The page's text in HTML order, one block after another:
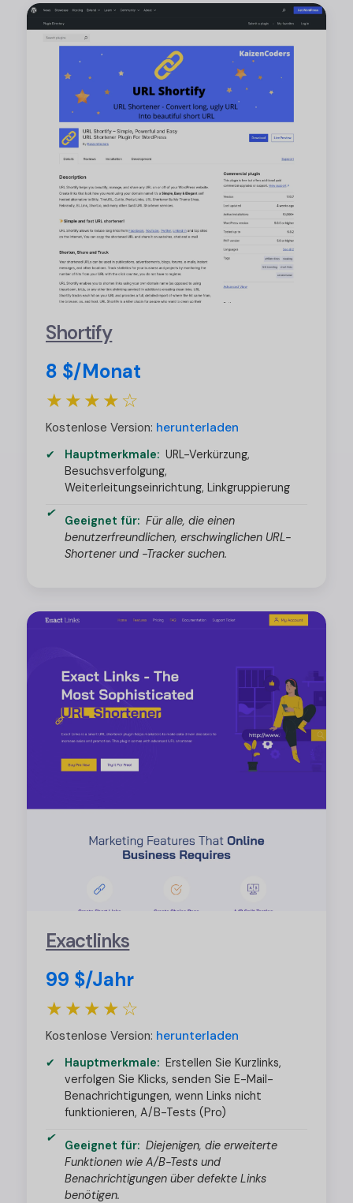
Shortify
8 $/Monat
★★★★☆
Kostenlose Version: herunterladen
Hauptmerkmale: URL-Verkürzung,
Besuchsverfolgung,
Weiterleitungseinrichtung, Linkgruppierung
Geeignet für: Für alle, die einen
benutzerfreundlichen, erschwinglichen URL-
Shortener und -Tracker suchen.
Exactlinks
99 $/Jahr
★★★★☆
Kostenlose Version: herunterladen
Hauptmerkmale: Erstellen Sie Kurzlinks,
verfolgen Sie Klicks, senden Sie E-Mail-
Benachrichtigungen, wenn Links nicht
funktionieren, A/B-Tests (Pro)
Geeignet für: Diejenigen, die erweiterte
Funktionen wie A/B-Tests und
Benachrichtigungen über defekte Links
benötigen.